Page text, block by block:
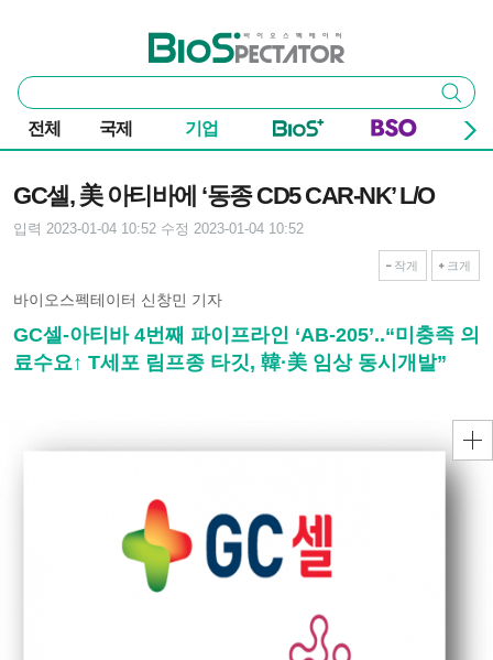
바이오스펙테이터
통
합
검
색
검색
전체 국제 기업
GC셀, 美 아티바에 ‘동종 CD5 CAR-NK’ L/O
입력 2023-01-04 10:52 수정 2023-01-04 10:52
작게 크게
바이오스펙테이터 신창민 기자
GC셀-아티바 4번째 파이프라인 ‘AB-205’..“미충족 의
료수요↑ T세포 림프종 타깃, 韓·美 임상 동시개발”